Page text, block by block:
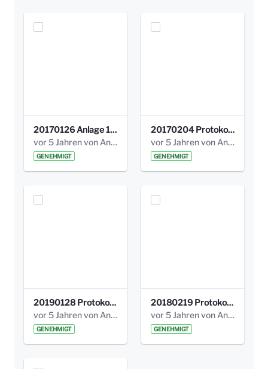
20170126 Anlage 1_Kinderbeteiligung_Olga_Areal_Auswertung.pdf
vor 5 Jahren von Anni Schlumberger
GENEHMIGT
20170204 Protokoll Workshop 2 Promenade Schloßstraße .pdf
vor 5 Jahren von Anni Schlumberger
GENEHMIGT
20190128 Protokoll der Projektgruppe Olgäle.pdf
vor 5 Jahren von Anni Schlumberger
GENEHMIGT
20180219 Protokoll der Projektgruppe Olgaele2012.pdf
vor 5 Jahren von Anni Schlumberger
GENEHMIGT